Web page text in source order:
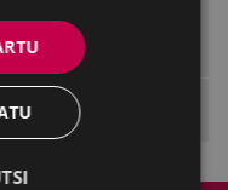
komunikazio-